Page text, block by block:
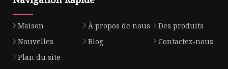
Maison À propos de nous
Des produits
Nouvelles
Blog
Contactez-nous
Plan du site